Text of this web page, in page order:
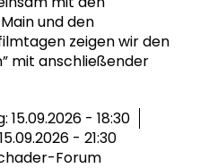
und den
zeigen wir den
mit anschließender
- 18:30
- 21:30
Forum